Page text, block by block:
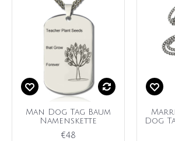
Man Dog Tag Baum
Namenskette
€48
Dog